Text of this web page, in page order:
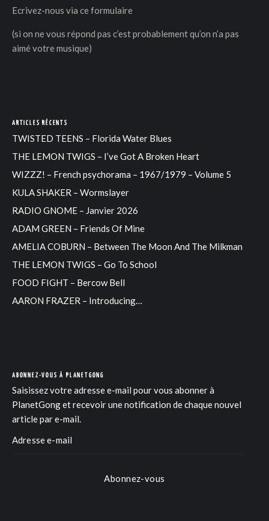
Ecrivez-nous via ce formulaire
(si on ne vous répond pas c’est probablement qu’on n’a pas
aimé votre musique)
ARTICLES RÉCENTS
TWISTED TEENS – Florida Water Blues
THE LEMON TWIGS – I’ve Got A Broken Heart
WIZZZ! – French psychorama – 1967/1979 – Volume 5
KULA SHAKER – Wormslayer
RADIO GNOME – Janvier 2026
ADAM GREEN – Friends Of Mine
AMELIA COBURN – Between The Moon And The Milkman
THE LEMON TWIGS – Go To School
FOOD FIGHT – Bercow Bell
AARON FRAZER – Introducing…
ABONNEZ-VOUS À PLANETGONG
Saisissez votre adresse e-mail pour vous abonner à
PlanetGong et recevoir une notification de chaque nouvel
article par e-mail.
Abonnez-vous